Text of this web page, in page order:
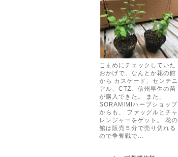
こまめにチェックしていた
おかげで、なんとか花の館
から カスケード、センテニ
アル、CTZ、信州早生の苗
が購入できた。 また、
SORAMIMIハーブショップ
からも、 ファッグルとチャ
レンジャーをゲット。 花の
館は販売５分で売り切れる
ので争奪戦で...